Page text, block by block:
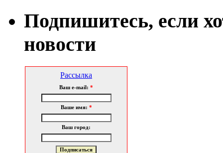
Подпишитесь, если
новости
Рассылка
Ваш e-mail: *
Ваше имя: *
Ваш город: